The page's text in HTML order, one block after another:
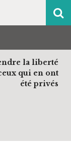
la liberté
qui en ont
été privés